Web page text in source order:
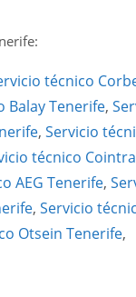
técnico
Balay Tenerife,
, Servicio
técnico
AEG Tenerife,
, Servicio
Otsein Tenerife,